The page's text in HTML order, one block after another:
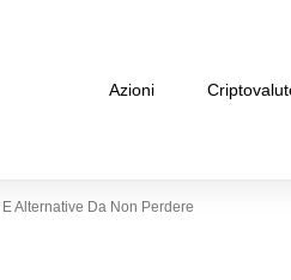
Azioni
Alternative Da Non Perdere